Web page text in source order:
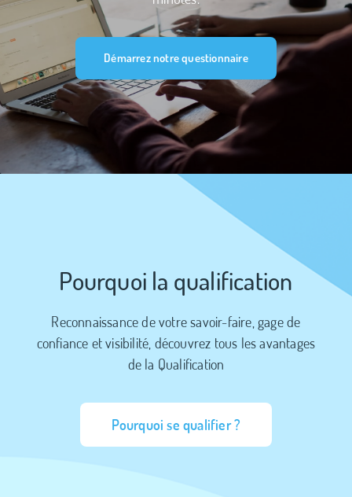
Démarrez notre questionnaire
Pourquoi la qualification
Reconnaissance de votre savoir-faire, gage de
confiance et visibilité, découvrez tous les avantages
de la Qualification
Pourquoi se qualifier ?